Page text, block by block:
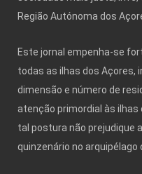
Região Autónoma dos
Este jornal empenha-se
todas as ilhas dos Açores,
dimensão e número de
atenção primordial às
tal postura não prejudique
quinzenário no arquipélago